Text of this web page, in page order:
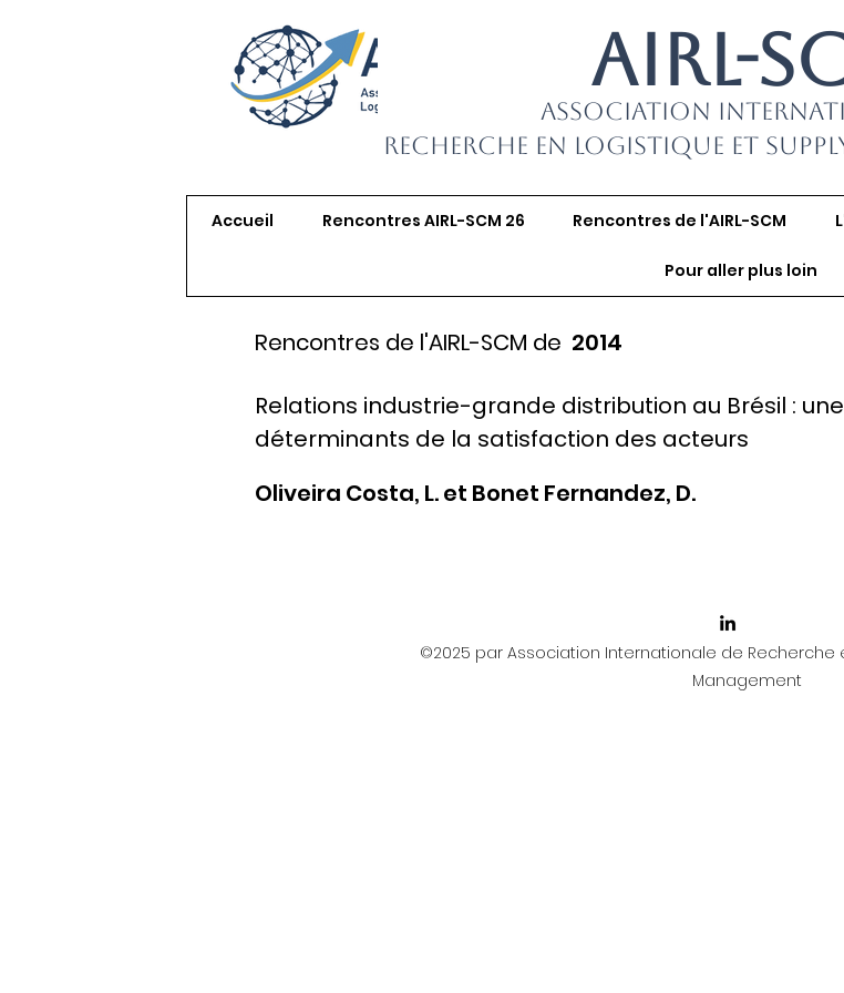
AIRL-
Association
Recherche en Logistique et
Accueil Rencontres AIRL-SCM 26 Rencontres de l'AIRL-SCM
Pour aller plus loin
Rencontres de l'AIRL-SCM de 2014
Relations industrie-grande distribution au Brésil :
déterminants de la satisfaction des acteurs
Oliveira Costa, L. et Bonet Fernandez, D.
©2025 par Association Internationale de Recherche
Management